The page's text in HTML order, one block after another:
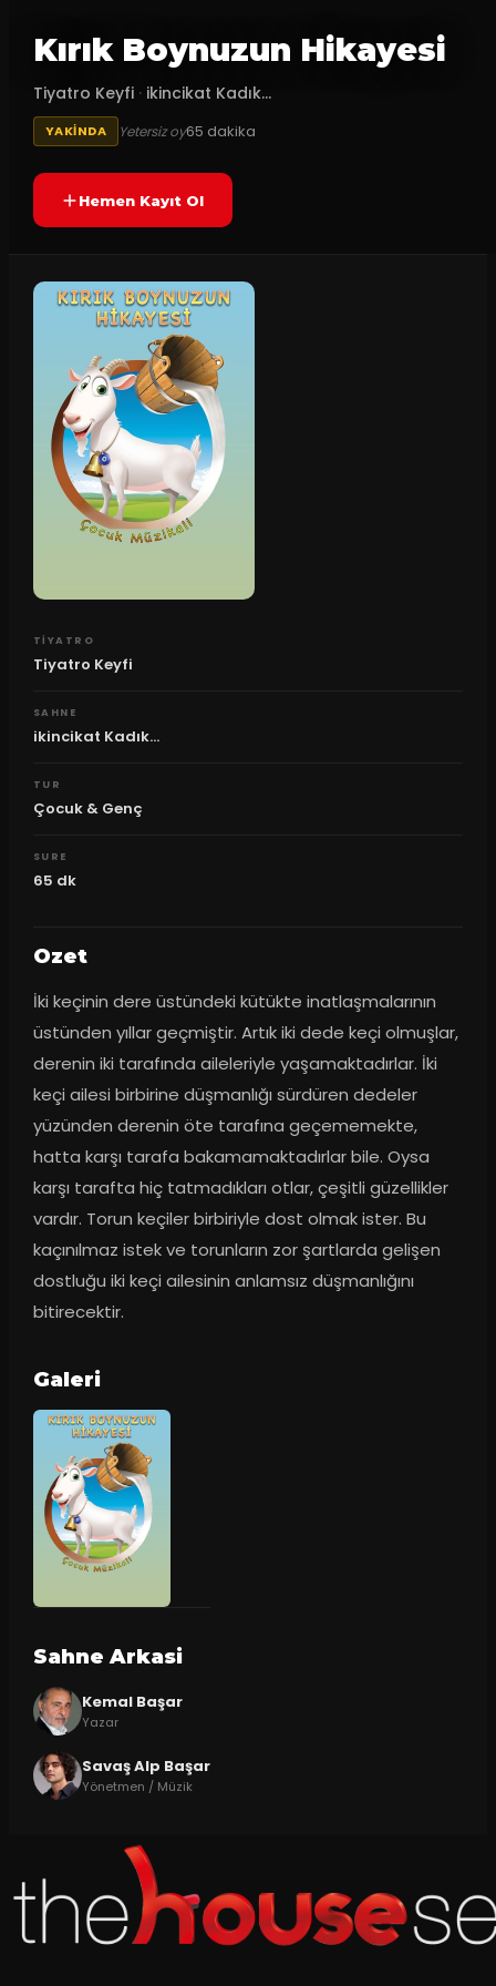
Kırık Boynuzun Hikayesi
Tiyatro Keyfi · ikincikat Kadık...
YAKINDA Yetersiz oy65 dakika
Hemen Kayıt Ol
TIYATRO
Tiyatro Keyfi
SAHNE
ikincikat Kadık...
TUR
Çocuk & Genç
SURE
65 dk
Ozet
İki keçinin dere üstündeki kütükte inatlaşmalarının
üstünden yıllar geçmiştir. Artık iki dede keçi olmuşlar,
derenin iki tarafında aileleriyle yaşamaktadırlar. İki
keçi ailesi birbirine düşmanlığı sürdüren dedeler
yüzünden derenin öte tarafına geçememekte,
hatta karşı tarafa bakamamaktadırlar bile. Oysa
karşı tarafta hiç tatmadıkları otlar, çeşitli güzellikler
vardır. Torun keçiler birbiriyle dost olmak ister. Bu
kaçınılmaz istek ve torunların zor şartlarda gelişen
dostluğu iki keçi ailesinin anlamsız düşmanlığını
bitirecektir.
Galeri
Sahne Arkasi
Kemal Başar
Yazar
Savaş Alp Başar
Yönetmen / Müzik